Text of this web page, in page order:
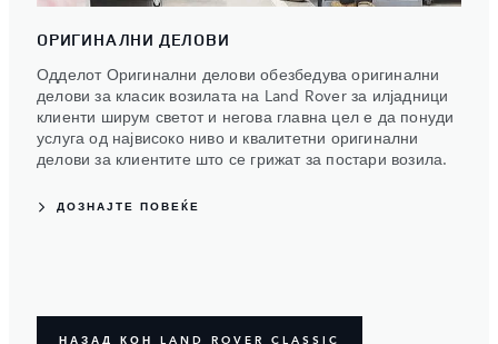
ОРИГИНАЛНИ ДЕЛОВИ
Одделот Оригинални делови обезбедува оригинални
делови за класик возилата на Land Rover за илјадници
клиенти ширум светот и негова главна цел е да понуди
услуга од највисоко ниво и квалитетни оригинални
делови за клиентите што се грижат за постари возила.
ДОЗНАЈТЕ ПОВЕЌЕ
НАЗАД КОН LAND ROVER CLASSIC